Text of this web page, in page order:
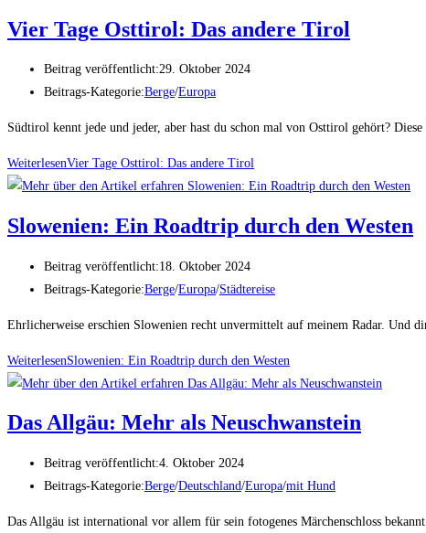
Vier Tage Osttirol: Das andere Tirol
Beitrag veröffentlicht:29. Oktober 2024
Beitrags-Kategorie:Berge/Europa
Südtirol kennt jede und jeder, aber hast du schon mal von Osttirol gehört?
WeiterlesenVier Tage Osttirol: Das andere Tirol
Slowenien: Ein Roadtrip durch den Westen
Beitrag veröffentlicht:18. Oktober 2024
Beitrags-Kategorie:Berge/Europa/Städtereise
Ehrlicherweise erschien Slowenien recht unvermittelt auf meinem Radar. Und
WeiterlesenSlowenien: Ein Roadtrip durch den Westen
Das Allgäu: Mehr als Neuschwanstein
Beitrag veröffentlicht:4. Oktober 2024
Beitrags-Kategorie:Berge/Deutschland/Europa/mit Hund
Das Allgäu ist international vor allem für sein fotogenes Märchenschloss